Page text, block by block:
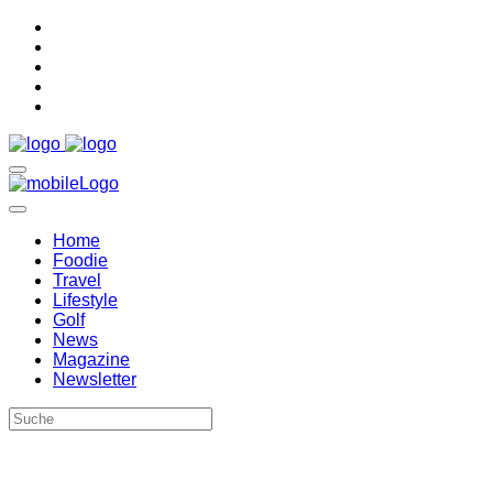
Home
Foodie
Travel
Lifestyle
Golf
News
Magazine
Newsletter